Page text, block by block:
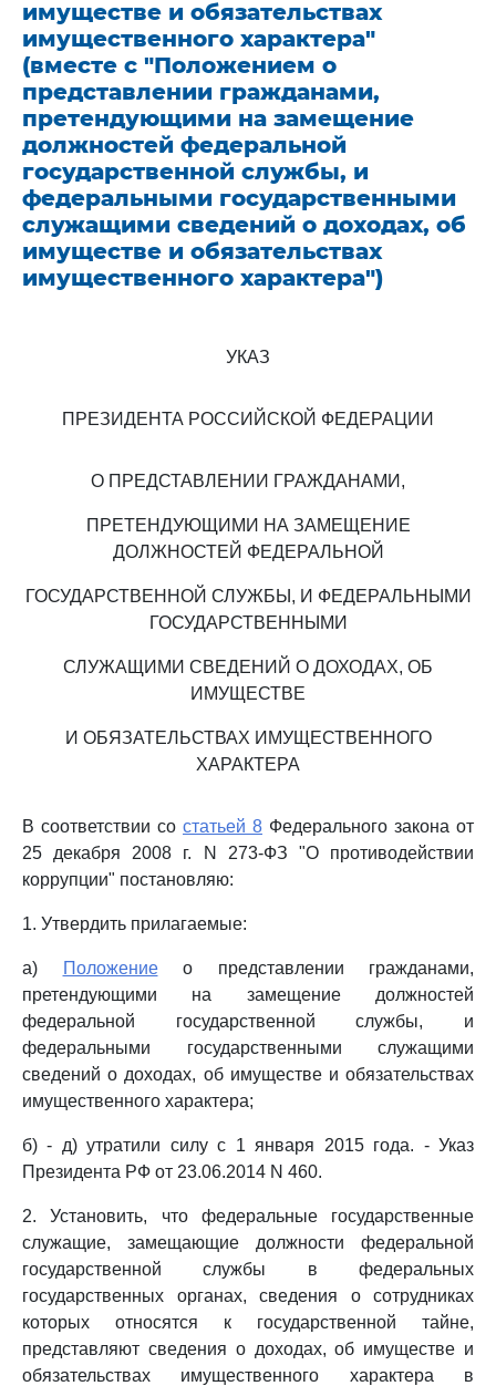
имуществе и обязательствах
имущественного характера"
(вместе с "Положением о
представлении гражданами,
претендующими на замещение
должностей федеральной
государственной службы, и
федеральными государственными
служащими сведений о доходах, об
имуществе и обязательствах
имущественного характера")
УКАЗ
ПРЕЗИДЕНТА РОССИЙСКОЙ ФЕДЕРАЦИИ
О ПРЕДСТАВЛЕНИИ ГРАЖДАНАМИ,
ПРЕТЕНДУЮЩИМИ НА ЗАМЕЩЕНИЕ
ДОЛЖНОСТЕЙ ФЕДЕРАЛЬНОЙ
ГОСУДАРСТВЕННОЙ СЛУЖБЫ, И ФЕДЕРАЛЬНЫМИ
ГОСУДАРСТВЕННЫМИ
СЛУЖАЩИМИ СВЕДЕНИЙ О ДОХОДАХ, ОБ
ИМУЩЕСТВЕ
И ОБЯЗАТЕЛЬСТВАХ ИМУЩЕСТВЕННОГО
ХАРАКТЕРА
В соответствии со статьей 8 Федерального закона от
25 декабря 2008 г. N 273-ФЗ "О противодействии
коррупции" постановляю:
1. Утвердить прилагаемые:
а) Положениео представлении гражданами,
претендующими на замещение должностей
федеральной государственной службы, и
федеральными государственными служащими
сведений о доходах, об имуществе и обязательствах
имущественного характера;
б) - д) утратили силу с 1 января 2015 года. - Указ
Президента РФ от 23.06.2014 N 460.
2. Установить, что федеральные государственные
служащие, замещающие должности федеральной
государственной службы в федеральных
государственных органах, сведения о сотрудниках
которых относятся к государственной тайне,
представляют сведения о доходах, об имуществе и
обязательствах имущественного характера в